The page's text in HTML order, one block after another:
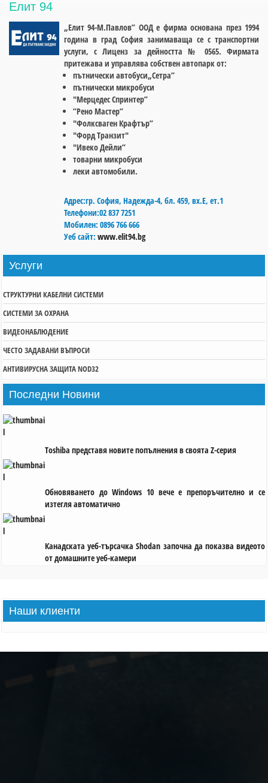
Елит 94
„Елит 94-М.Павлов” ООД е фирма основана през 1994
година в град София занимаваща се с транспортни
услуги, с Лиценз за дейността № 0565. Фирмата
притежава и управлява собствен автопарк от:
пътнически автобуси„Сетра”
пътнически микробуси
"Мерцедес Спринтер”
”Рено Мастер”
"Фолксваген Крафтър”
"Форд Транзит"
"Ивеко Дейли”
товарни микробуси
леки автомобили.
Адрес:гр. София, Hадежда-4, бл. 459, вх.Е, ет.1
Телефони:02 837 7251
Мобилен: 0896 766 666
Уеб сайт: www.elit94.bg
Услуги
СТРУКТУРНИ КАБЕЛНИ СИСТЕМИ
СИСТЕМИ ЗА ОХРАНА
ВИДЕОНАБЛЮДЕНИЕ
ЧЕСТО ЗАДАВАНИ ВЪПРОСИ
АНТИВИРУСНА ЗАЩИТА NOD32
Последни Новини
Toshiba представя новите попълнения в своята Z-серия
Обновяването до Windows 10 вече е препоръчително и се
изтегля автоматично
Канадската уеб-търсачка Shodan започна да показва видеото
от домашните уеб-камери
Наши клиенти